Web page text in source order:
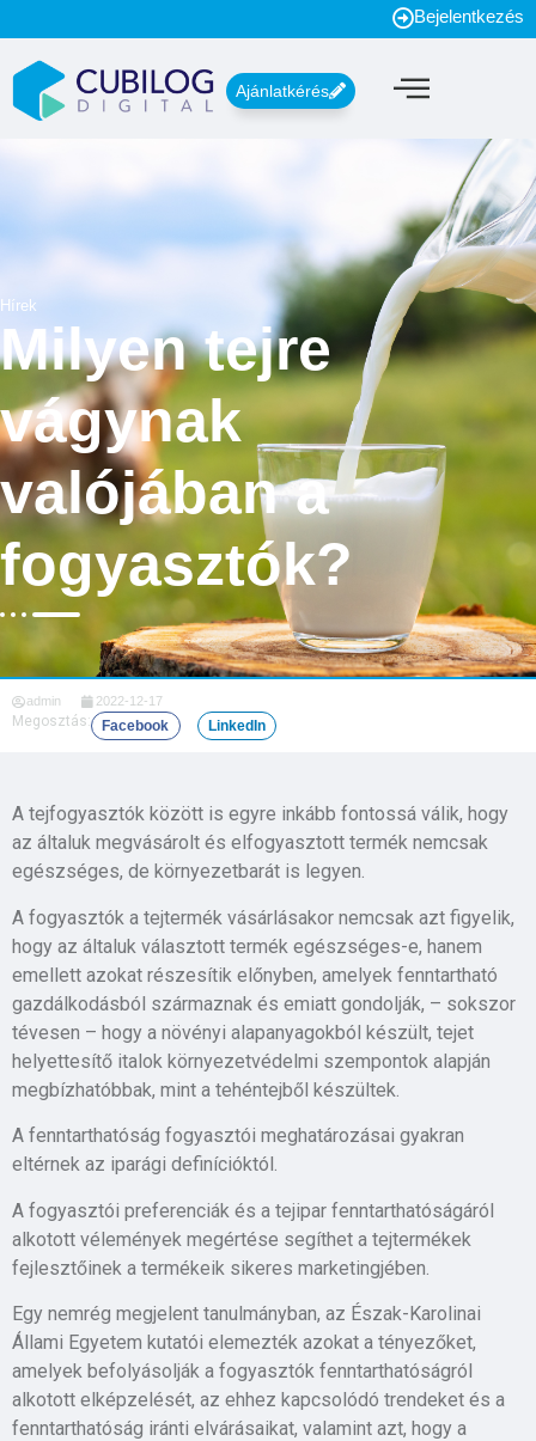
Bejelentkezés
Ajánlatkérés
Hírek
Milyen tejre
vágynak
valójában a
fogyasztók?
admin 2022-12-17
Megosztás: Facebook LinkedIn
A tejfogyasztók között is egyre inkább fontossá válik, hogy
az általuk megvásárolt és elfogyasztott termék nemcsak
egészséges, de környezetbarát is legyen.
A fogyasztók a tejtermék vásárlásakor nemcsak azt figyelik,
hogy az általuk választott termék egészséges-e, hanem
emellett azokat részesítik előnyben, amelyek fenntartható
gazdálkodásból származnak és emiatt gondolják, – sokszor
tévesen – hogy a növényi alapanyagokból készült, tejet
helyettesítő italok környezetvédelmi szempontok alapján
megbízhatóbbak, mint a tehéntejből készültek.
A fenntarthatóság fogyasztói meghatározásai gyakran
eltérnek az iparági definícióktól.
A fogyasztói preferenciák és a tejipar fenntarthatóságáról
alkotott vélemények megértése segíthet a tejtermékek
fejlesztőinek a termékeik sikeres marketingjében.
Egy nemrég megjelent tanulmányban, az Észak-Karolinai
Állami Egyetem kutatói elemezték azokat a tényezőket,
amelyek befolyásolják a fogyasztók fenntarthatóságról
alkotott elképzelését, az ehhez kapcsolódó trendeket és a
fenntarthatóság iránti elvárásaikat, valamint azt, hogy a